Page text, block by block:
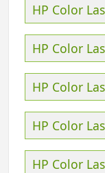
HP Color
HP Color
HP Color
HP Color
HP Color